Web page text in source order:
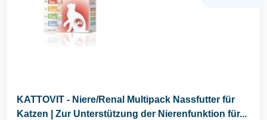
KATTOVIT - Niere/Renal Multipack Nassfutter für
Katzen | Zur Unterstützung der Nierenfunktion für...